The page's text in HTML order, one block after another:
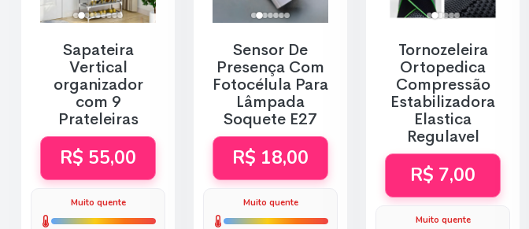
Sapateira
Vertical
organizador
com 9
Prateleiras
R$ 55,00
Muito quente
Sensor De
Presença Com
Fotocélula Para
Lâmpada
Soquete E27
R$ 18,00
Muito quente
Tornozeleira
Ortopedica
Compressão
Estabilizadora
Elastica
Regulavel
R$ 7,00
Muito quente